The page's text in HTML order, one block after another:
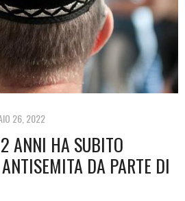
26, 2022
ANNI HA SUBITO
ANTISEMITA DA PARTE DI